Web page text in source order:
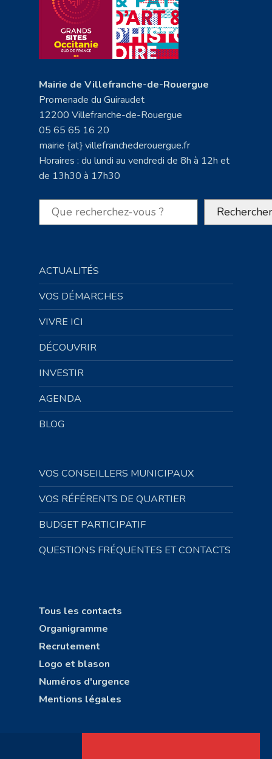
Mairie de Villefranche-de-Rouergue
Promenade du Guiraudet
12200 Villefranche-de-Rouergue
05 65 65 16 20
mairie {at} villefranchederouergue.fr
Horaires : du lundi au vendredi de 8h à 12h et
de 13h30 à 17h30
Rechercher Rechercher
ACTUALITÉS
VOS DÉMARCHES
VIVRE ICI
DÉCOUVRIR
INVESTIR
AGENDA
BLOG
VOS CONSEILLERS MUNICIPAUX
VOS RÉFÉRENTS DE QUARTIER
BUDGET PARTICIPATIF
QUESTIONS FRÉQUENTES ET CONTACTS
Tous les contacts
Organigramme
Recrutement
Logo et blason
Numéros d'urgence
Mentions légales